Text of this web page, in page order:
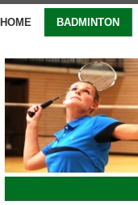
HOME BADMINTON